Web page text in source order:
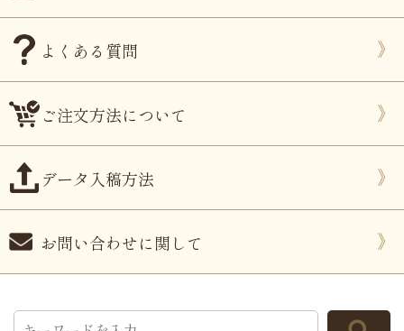
よくある質問
ご注文方法について
データ入稿方法
お問い合わせに関して